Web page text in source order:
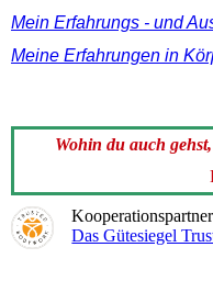
Mein Erfahrungs - und
Meine Erfahrungen in
Wohin du auch
Das Gütesiegel